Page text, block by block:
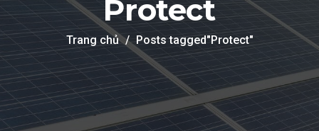
Protect
Trang chủ Posts tagged"Protect"